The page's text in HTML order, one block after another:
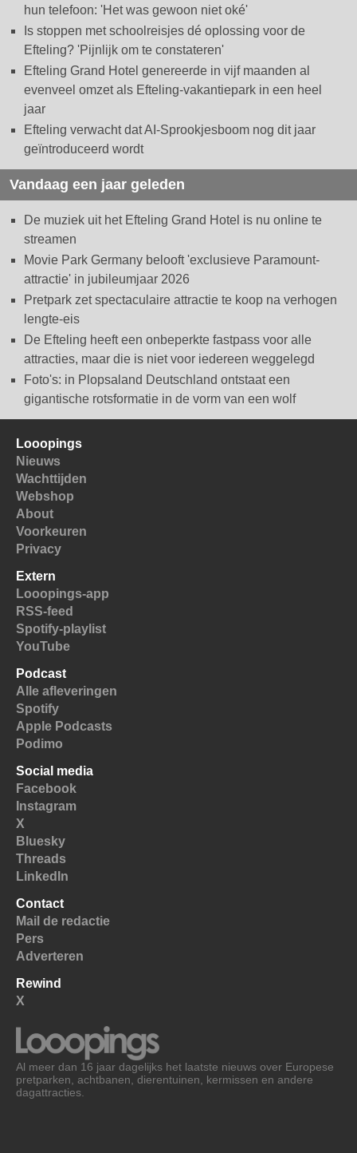
hun telefoon: 'Het was gewoon niet oké'
Is stoppen met schoolreisjes dé oplossing voor de
Efteling? 'Pijnlijk om te constateren'
Efteling Grand Hotel genereerde in vijf maanden al
evenveel omzet als Efteling-vakantiepark in een heel
jaar
Efteling verwacht dat AI-Sprookjesboom nog dit jaar
geïntroduceerd wordt
Vandaag een jaar geleden
De muziek uit het Efteling Grand Hotel is nu online te
streamen
Movie Park Germany belooft 'exclusieve Paramount-
attractie' in jubileumjaar 2026
Pretpark zet spectaculaire attractie te koop na verhogen
lengte-eis
De Efteling heeft een onbeperkte fastpass voor alle
attracties, maar die is niet voor iedereen weggelegd
Foto's: in Plopsaland Deutschland ontstaat een
gigantische rotsformatie in de vorm van een wolf
Looopings
Nieuws
Wachttijden
Webshop
About
Voorkeuren
Privacy
Extern
Looopings-app
RSS-feed
Spotify-playlist
YouTube
Podcast
Alle afleveringen
Spotify
Apple Podcasts
Podimo
Social media
Facebook
Instagram
X
Bluesky
Threads
LinkedIn
Contact
Mail de redactie
Pers
Adverteren
Rewind
X
Al meer dan 16 jaar dagelijks het laatste nieuws over Europese
pretparken, achtbanen, dierentuinen, kermissen en andere
dagattracties.